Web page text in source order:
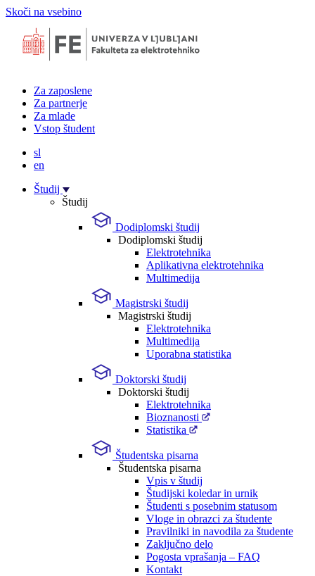
Skoči na vsebino
Za zaposlene
Za partnerje
Za mlade
Vstop študent
sl
en
Študij
Študij
Dodiplomski študij
Dodiplomski študij
Elektrotehnika
Aplikativna elektrotehnika
Multimedija
Magistrski študij
Magistrski študij
Elektrotehnika
Multimedija
Uporabna statistika
Doktorski študij
Doktorski študij
Elektrotehnika
Bioznanosti
Statistika
Študentska pisarna
Študentska pisarna
Vpis v študij
Študijski koledar in urnik
Študenti s posebnim statusom
Vloge in obrazci za študente
Pravilniki in navodila za študente
Zaključno delo
Pogosta vprašanja – FAQ
Kontakt